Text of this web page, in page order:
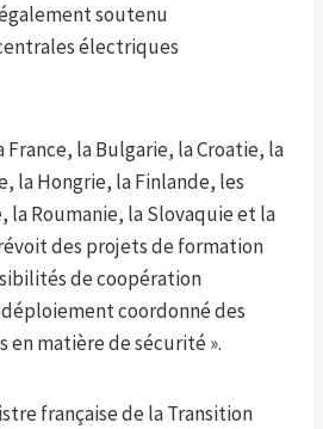
soutenu
électriques
France, la Bulgarie, la Croatie, la
la Hongrie, la Finlande, les
la Roumanie, la Slovaquie et la
des projets de formation
de coopération
coordonné des
matière de sécurité ».
française de la Transition